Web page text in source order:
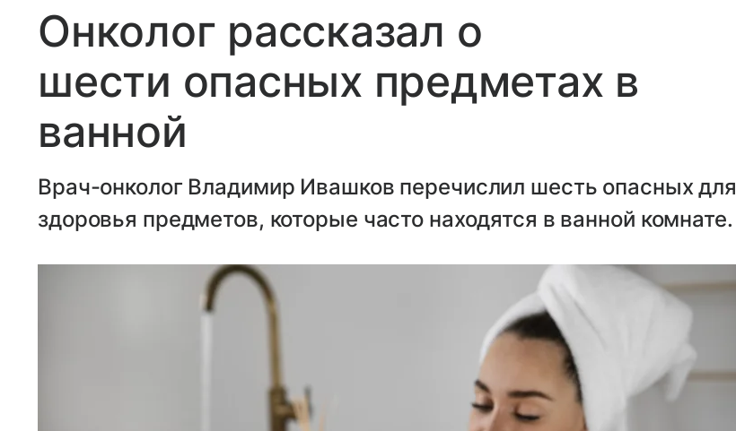
Онколог рассказал о
шести опасных предметах в
ванной
Врач-онколог Владимир Ивашков перечислил шесть опасных для
здоровья предметов, которые часто находятся в ванной комнате.